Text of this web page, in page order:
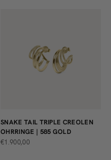
SNAKE TAIL TRIPLE CREOLEN
OHRRINGE | 585 GOLD
ANGEBOT
€1.900,00